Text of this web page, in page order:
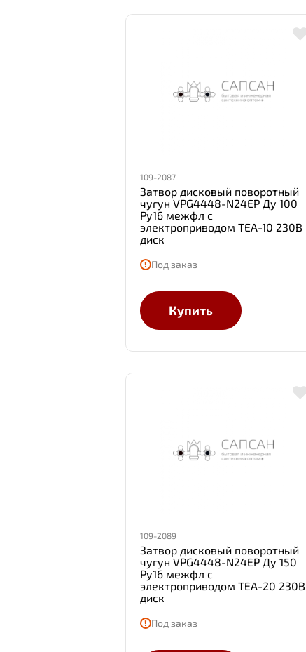
109-2087
Затвор дисковый поворотный
чугун VPG4448-N24EP Ду 100
Ру16 межфл с
электроприводом TEA-10 230В
диск
Под заказ
Купить
109-2089
Затвор дисковый поворотный
чугун VPG4448-N24EP Ду 150
Ру16 межфл с
электроприводом TEA-20 230В
диск
Под заказ